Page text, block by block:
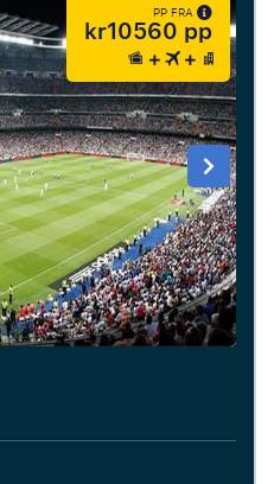
PP FRA
kr10560 pp